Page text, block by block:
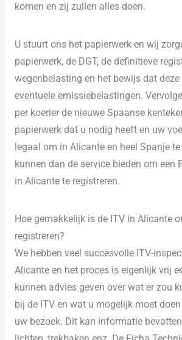
komen en zij zullen alles doen.
U stuurt ons het papierwerk en wij
papierwerk, de DGT, de definitieve
wegenbelasting en het bewijs dat
eventuele emissiebelastingen.
per koerier de nieuwe Spaanse
papierwerk dat u nodig heeft en uw
legaal om in Alicante en heel Spanje
kunnen dan de service bieden om een
in Alicante te registreren.
Hoe gemakkelijk is de ITV in Alicante
registreren?
We hebben veel succesvolle ITV-
Alicante en het proces is eigenlijk vrij
kunnen advies geven over wat er zou
bij de ITV en wat u mogelijk moet
uw bezoek. Dit kan informatie